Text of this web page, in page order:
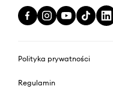
Polityka prywatności
Regulamin